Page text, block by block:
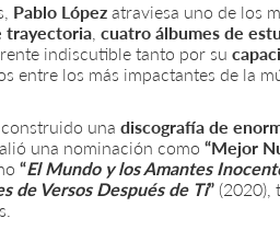
Pablo López atraviesa uno de los
trayectoria ,cuatro álbumes de
indiscutible tanto por su
entre los más impactantes de la
construido unadiscografía de
una nominación como“Mejor
“El Mundo y los Amantes
de Versos Después de Ti” (2020),